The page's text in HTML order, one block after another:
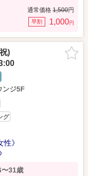
通常価格 1,500円
早割 1,000円
)
ンジ5F
グ
》
〜31歳